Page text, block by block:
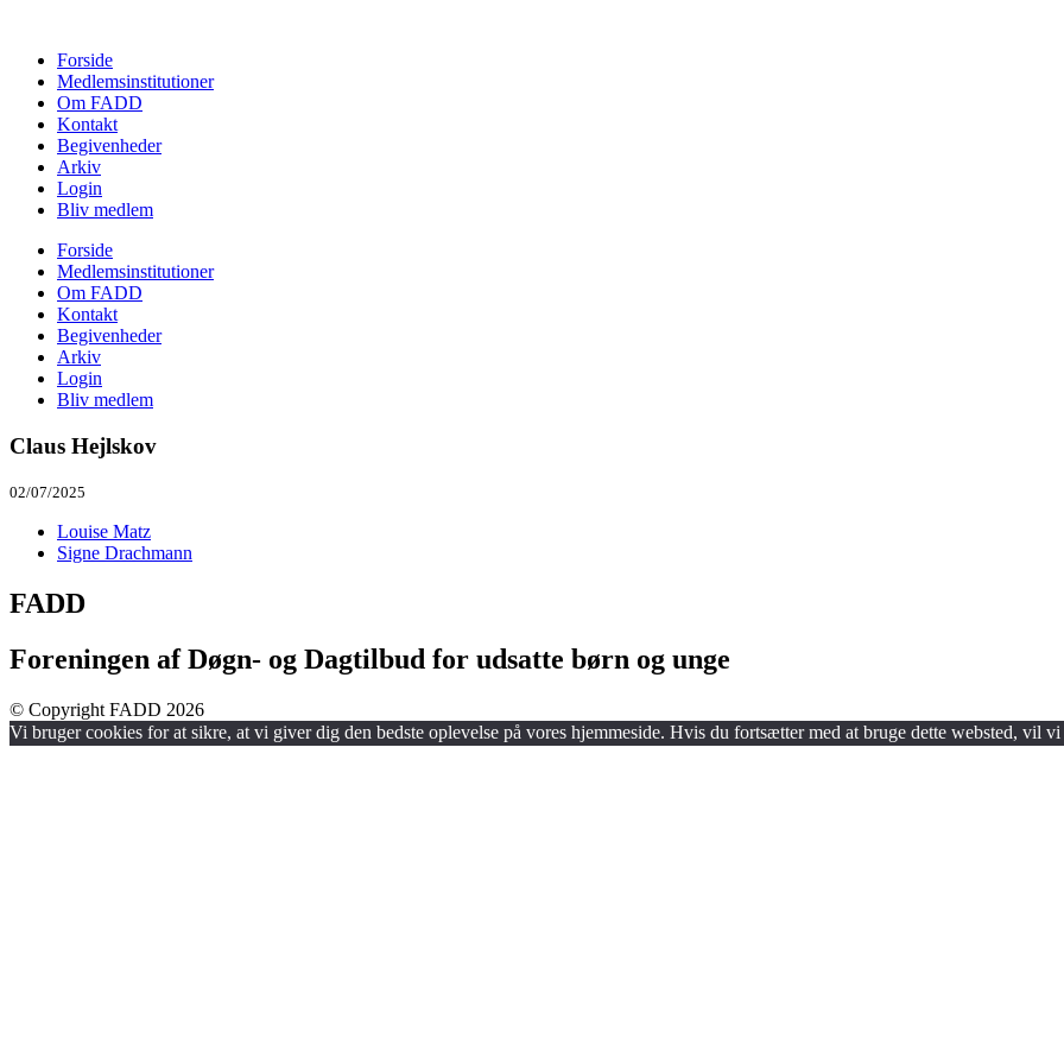
Forside
Medlemsinstitutioner
Om FADD
Kontakt
Begivenheder
Arkiv
Login
Bliv medlem
Forside
Medlemsinstitutioner
Om FADD
Kontakt
Begivenheder
Arkiv
Login
Bliv medlem
Claus Hejlskov
02/07/2025
Louise Matz
Signe Drachmann
FADD
Foreningen af Døgn- og Dagtilbud for udsatte børn og unge
© Copyright FADD 2026
Vi bruger cookies for at sikre, at vi giver dig den bedste oplevelse på vores hjemmeside. Hvis du fortsætter med at bruge dette websted, vil vi